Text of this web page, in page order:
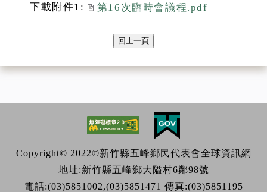
下載附件1: 第16次臨時會議程.pdf
回上一頁
Copyright© 2022©新竹縣五峰鄉民代表會全球資訊網
地址:新竹縣五峰鄉大隘村6鄰98號
電話:(03)5851002,(03)5851471 傳真:(03)5851195